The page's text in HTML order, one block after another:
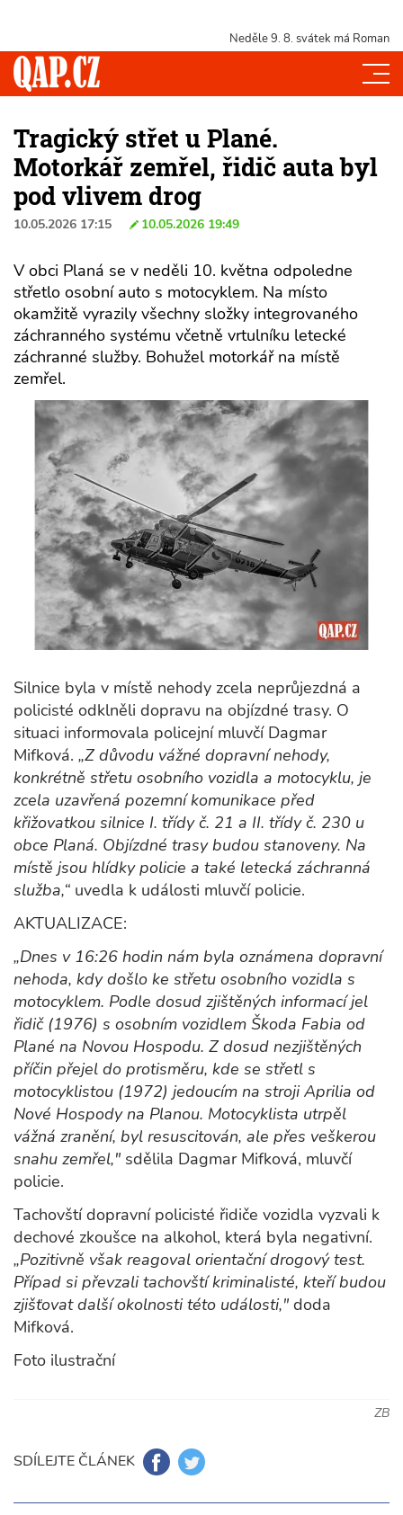
Neděle 9. 8. svátek má Roman
Tragický střet u Plané.
Motorkář zemřel, řidič auta byl
pod vlivem drog
10.05.2026 17:15 10.05.2026 19:49
V obci Planá se v neděli 10. května odpoledne
střetlo osobní auto s motocyklem. Na místo
okamžitě vyrazily všechny složky integrovaného
záchranného systému včetně vrtulníku letecké
záchranné služby. Bohužel motorkář na místě
zemřel.
Silnice byla v místě nehody zcela neprůjezdná a
policisté odklněli dopravu na objízdné trasy. O
situaci informovala policejní mluvčí Dagmar
Mifková. „Z důvodu vážné dopravní nehody,
konkrétně střetu osobního vozidla a motocyklu, je
zcela uzavřená pozemní komunikace před
křižovatkou silnice I. třídy č. 21 a II. třídy č. 230 u
obce Planá. Objízdné trasy budou stanoveny. Na
místě jsou hlídky policie a také letecká záchranná
služba,“ uvedla k události mluvčí policie.
AKTUALIZACE:
„Dnes v 16:26 hodin nám byla oznámena dopravní
nehoda, kdy došlo ke střetu osobního vozidla s
motocyklem. Podle dosud zjištěných informací jel
řidič (1976) s osobním vozidlem Škoda Fabia od
Plané na Novou Hospodu. Z dosud nezjištěných
příčin přejel do protisměru, kde se střetl s
motocyklistou (1972) jedoucím na stroji Aprilia od
Nové Hospody na Planou. Motocyklista utrpěl
vážná zranění, byl resuscitován, ale přes veškerou
snahu zemřel," sdělila Dagmar Mifková, mluvčí
policie.
Tachovští dopravní policisté řidiče vozidla vyzvali k
dechové zkoušce na alkohol, která byla negativní.
„Pozitivně však reagoval orientační drogový test.
Případ si převzali tachovští kriminalisté, kteří budou
zjišťovat další okolnosti této události," doda
Mifková.
Foto ilustrační
ZB
SDÍLEJTE ČLÁNEK